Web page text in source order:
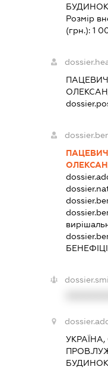
БУДИНОК
Розмір
(грн.): 1
УКРАЇНА,
БУДИНОК